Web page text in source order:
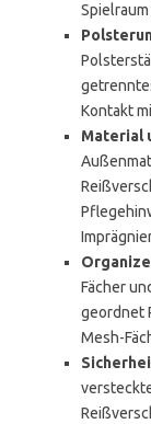
Kontakt
Material
Fächer
geordnet
Mesh-